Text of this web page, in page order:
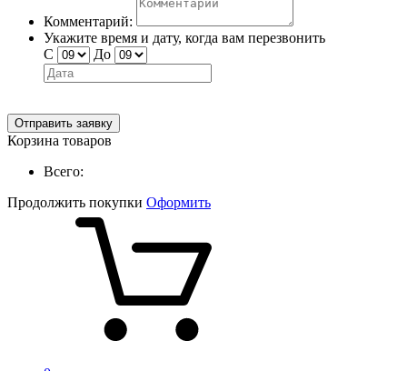
Комментарий:
Укажите время и дату, когда вам перезвонить
С
До
Отправить заявку
Корзина товаров
Всего:
Продолжить покупки Оформить